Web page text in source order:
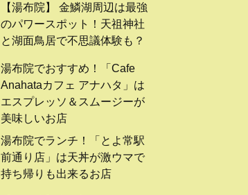
【湯布院】 金鱗湖周辺は最強
のパワースポット！天祖神社
と湖面鳥居で不思議体験も？
湯布院でおすすめ！「Cafe
Anahataカフェ アナハタ」は
エスプレッソ＆スムージーが
美味しいお店
湯布院でランチ！「とよ常駅
前通り店」は天丼が激ウマで
持ち帰りも出来るお店